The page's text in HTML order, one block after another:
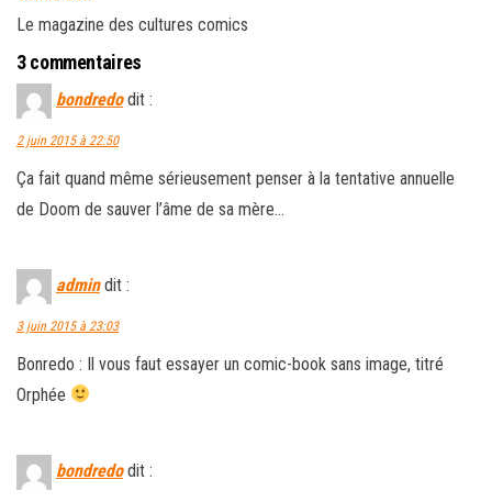
Le magazine des cultures comics
3 commentaires
bondredo dit :
2 juin 2015 à 22:50
Ça fait quand même sérieusement penser à la tentative annuelle
de Doom de sauver l’âme de sa mère…
admin dit :
3 juin 2015 à 23:03
Bonredo : Il vous faut essayer un comic-book sans image, titré
Orphée
bondredo dit :